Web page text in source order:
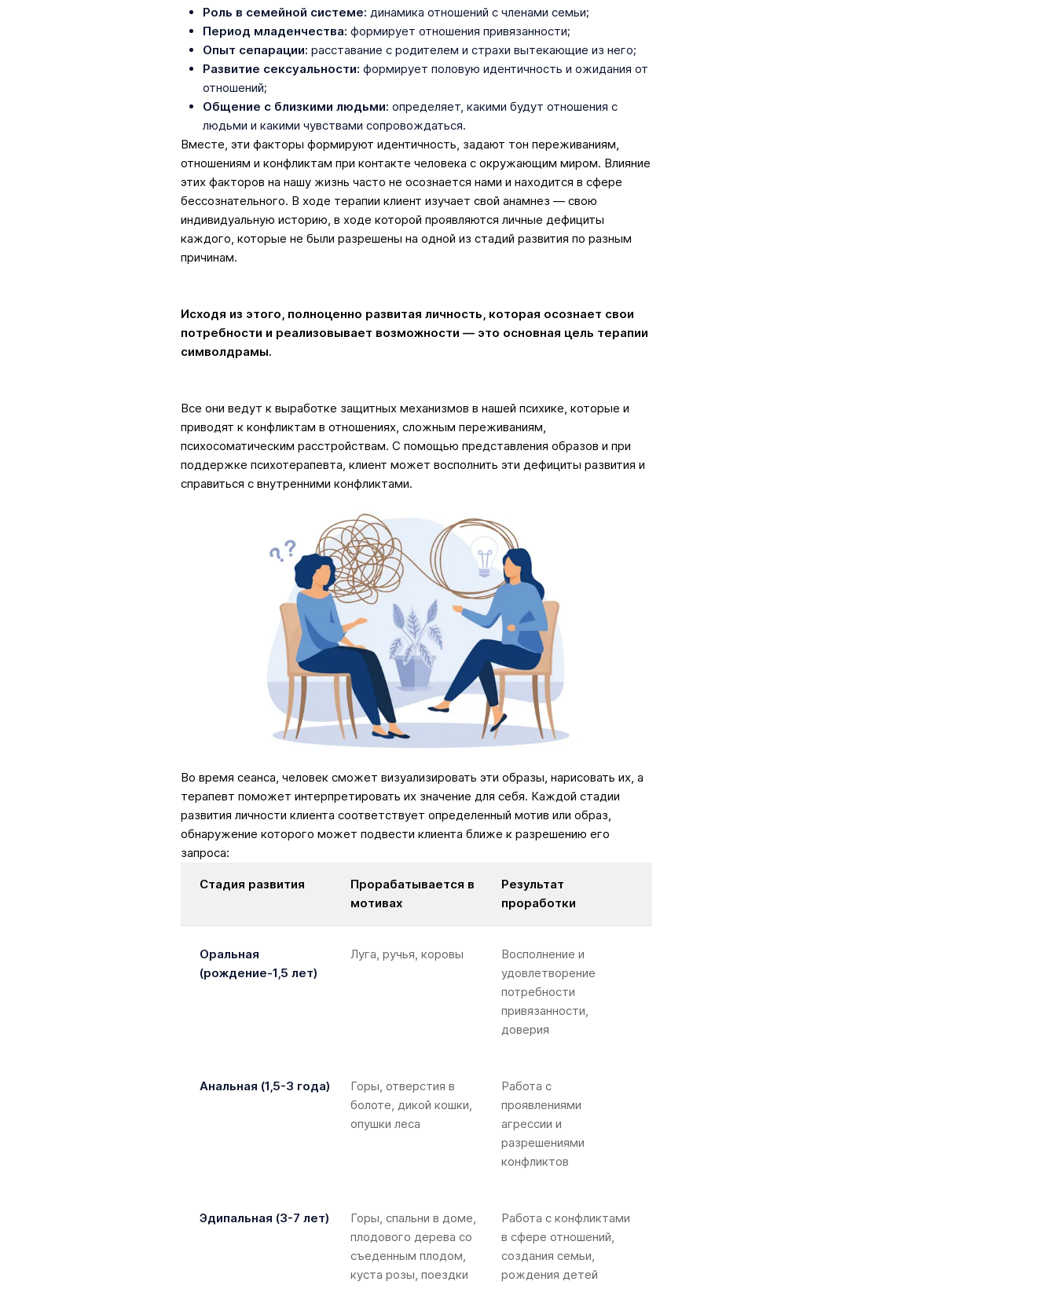
Роль в семейной системе: динамика отношений с членами семьи;
Период младенчества: формирует отношения привязанности;
Опыт сепарации: расставание с родителем и страхи вытекающие из него;
Развитие сексуальности: формирует половую идентичность и ожидания от
отношений;
Общение с близкими людьми: определяет, какими будут отношения с
людьми и какими чувствами сопровождаться.
Вместе, эти факторы формируют идентичность, задают тон переживаниям,
отношениям и конфликтам при контакте человека с окружающим миром. Влияние
этих факторов на нашу жизнь часто не осознается нами и находится в сфере
бессознательного. В ходе терапии клиент изучает свой анамнез — свою
индивидуальную историю, в ходе которой проявляются личные дефициты
каждого, которые не были разрешены на одной из стадий развития по разным
причинам.
Исходя из этого, полноценно развитая личность, которая осознает свои
потребности и реализовывает возможности — это основная цель терапии
символдрамы.
Все они ведут к выработке защитных механизмов в нашей психике, которые и
приводят к конфликтам в отношениях, сложным переживаниям,
психосоматическим расстройствам. С помощью представления образов и при
поддержке психотерапевта, клиент может восполнить эти дефициты развития и
справиться с внутренними конфликтами.
Во время сеанса, человек сможет визуализировать эти образы, нарисовать их, а
терапевт поможет интерпретировать их значение для себя. Каждой стадии
развития личности клиента соответствует определенный мотив или образ,
обнаружение которого может подвести клиента ближе к разрешению его
запроса:
Стадия развития
Прорабатывается в
мотивах
Результат
проработки
Оральная
(рождение-1,5 лет)
Луга, ручья, коровы
Восполнение и
удовлетворение
потребности
привязанности,
доверия
Анальная (1,5-3 года)
Горы, отверстия в
болоте, дикой кошки,
опушки леса
Работа с
проявлениями
агрессии и
разрешениями
конфликтов
Эдипальная (3-7 лет)
Горы, спальни в доме,
плодового дерева со
съеденным плодом,
куста розы, поездки
Работа с конфликтами
в сфере отношений,
создания семьи,
рождения детей